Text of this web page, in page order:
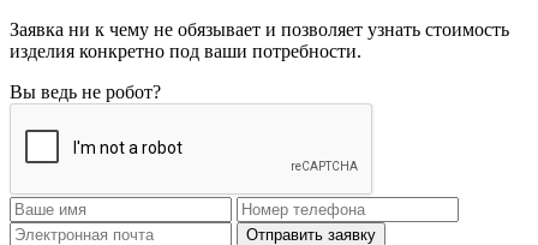
Заявка ни к чему не обязывает и позволяет узнать стоимость
изделия конкретно под ваши потребности.
Вы ведь не робот?
Отправить заявку